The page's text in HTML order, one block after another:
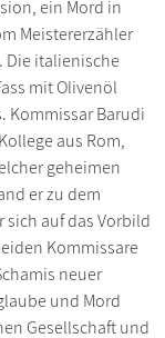
ein Mord in
Meistererzähler
Die italienische
mit Olivenöl
Kommissar Barudi
aus Rom,
geheimen
er zu dem
auf das Vorbild
Kommissare
neuer
und Mord
Gesellschaft und